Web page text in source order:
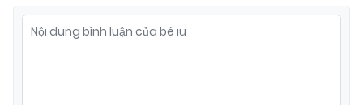
Chapter 4(VIP) 31/12/2025